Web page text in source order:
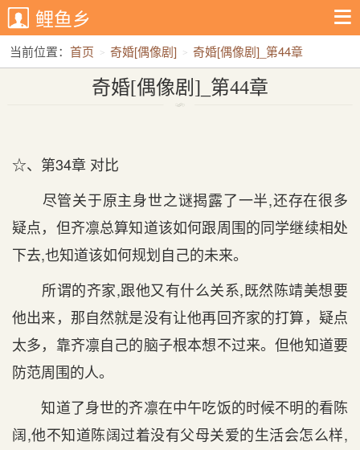
鲤鱼乡
当前位置： 首页 奇婚[偶像剧] 奇婚[偶像剧]_第44章
奇婚[偶像剧]_第44章
☆、第34章 对比
尽管关于原主身世之谜揭露了一半,还存在很多
疑点，但齐凛总算知道该如何跟周围的同学继续相处
下去,也知道该如何规划自己的未来。
所谓的齐家,跟他又有什么关系,既然陈靖美想要
他出来，那自然就是没有让他再回齐家的打算，疑点
太多，靠齐凛自己的脑子根本想不过来。但他知道要
防范周围的人。
知道了身世的齐凛在中午吃饭的时候不明的看陈
阔,他不知道陈阔过着没有父母关爱的生活会怎么样,